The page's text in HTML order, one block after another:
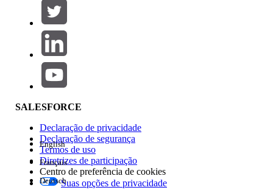
Área de produtos
Impacto do recurso
Edição
SALESFORCE
Declaração de privacidade
Declaração de segurança
Termos de uso
Diretrizes de participação
Centro de preferência de cookies
Suas opções de privacidade
English
Français
Deutsch